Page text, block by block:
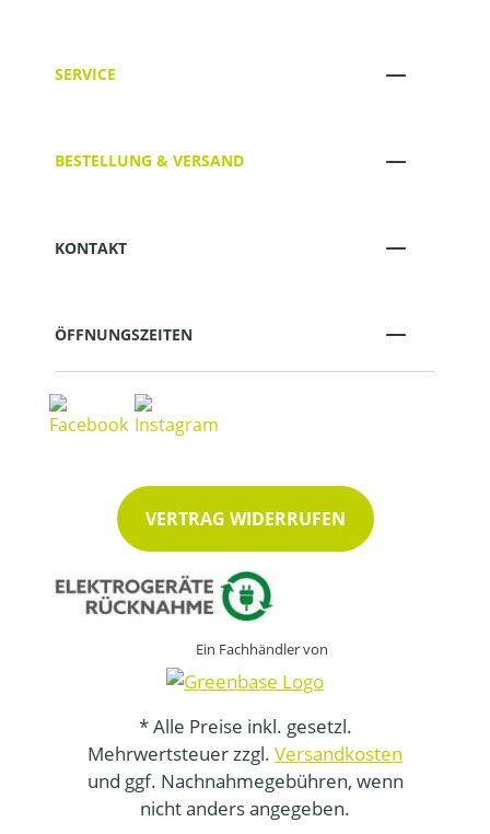
SERVICE
BESTELLUNG & VERSAND
KONTAKT
ÖFFNUNGSZEITEN
VERTRAG WIDERRUFEN
Ein Fachhändler von
* Alle Preise inkl. gesetzl.
Mehrwertsteuer zzgl. Versandkosten
und ggf. Nachnahmegebühren, wenn
nicht anders angegeben.